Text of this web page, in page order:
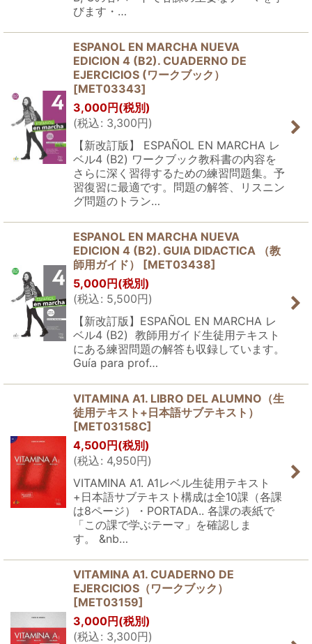
びます・…
ESPANOL EN MARCHA NUEVA
EDICION 4 (B2). CUADERNO DE
EJERCICIOS (ワークブック）
[MET03343]
3,000円 (税別)
(税込: 3,300円)
【新改訂版】 ESPAÑOL EN MARCHA レ
ベル4 (B2) ワークブック教科書の内容を
さらに深く習得するための練習問題集。予
習復習に最適です。問題の解答、リスニン
グ問題のトラン…
ESPANOL EN MARCHA NUEVA
EDICION 4 (B2). GUIA DIDACTICA （教
師用ガイド）
[MET03438]
5,000円 (税別)
(税込: 5,500円)
【新改訂版】ESPAÑOL EN MARCHA レ
ベル4 (B2) 教師用ガイド生徒用テキスト
にある練習問題の解答も収録しています。
Guía para prof…
VITAMINA A1. LIBRO DEL ALUMNO（生
徒用テキスト+日本語サブテキスト）
[MET03158C]
4,500円 (税別)
(税込: 4,950円)
VITAMINA A1. A1レベル生徒用テキスト
+日本語サブテキスト構成は全10課（各課
は8ページ）・PORTADA.. 各課の表紙で
「この課で学ぶテーマ」を確認しま
す。 &nb…
VITAMINA A1. CUADERNO DE
EJERCICIOS（ワークブック）
[MET03159]
3,000円 (税別)
(税込: 3,300円)